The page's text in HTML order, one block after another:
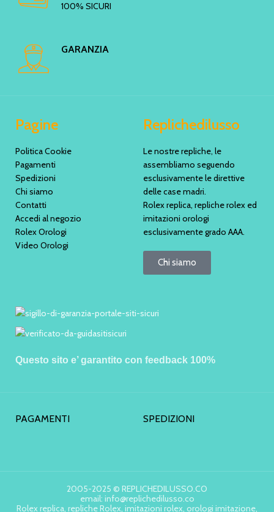
100% SICURI
GARANZIA
Pagine
Politica Cookie
Pagamenti
Spedizioni
Chi siamo
Contatti
Accedi al negozio
Rolex Orologi
Video Orologi
Replichedilusso
Le nostre repliche, le
assembliamo seguendo
esclusivamente le direttive
delle case madri.
Rolex replica, repliche rolex ed
imitazioni orologi
esclusivamente grado AAA.
Chi siamo
Questo sito e’ garantito con feedback 100%
PAGAMENTI SPEDIZIONI
2005-2025 © REPLICHEDILUSSO.CO
email: info@replichedilusso.co
Rolex replica, repliche Rolex, imitazioni rolex, orologi imitazione,